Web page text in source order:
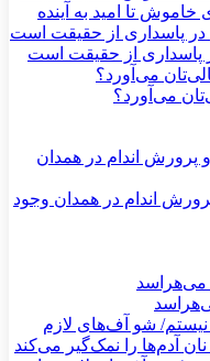
خاموش تا امید به آینده
پاسداری از حقیقت است
می‌آورد؟
اندام در همدان وجود